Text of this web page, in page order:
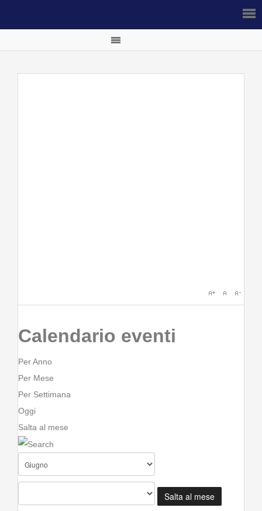
Calendario eventi
Per Anno
Per Mese
Per Settimana
Oggi
Salta al mese
Salta al mese